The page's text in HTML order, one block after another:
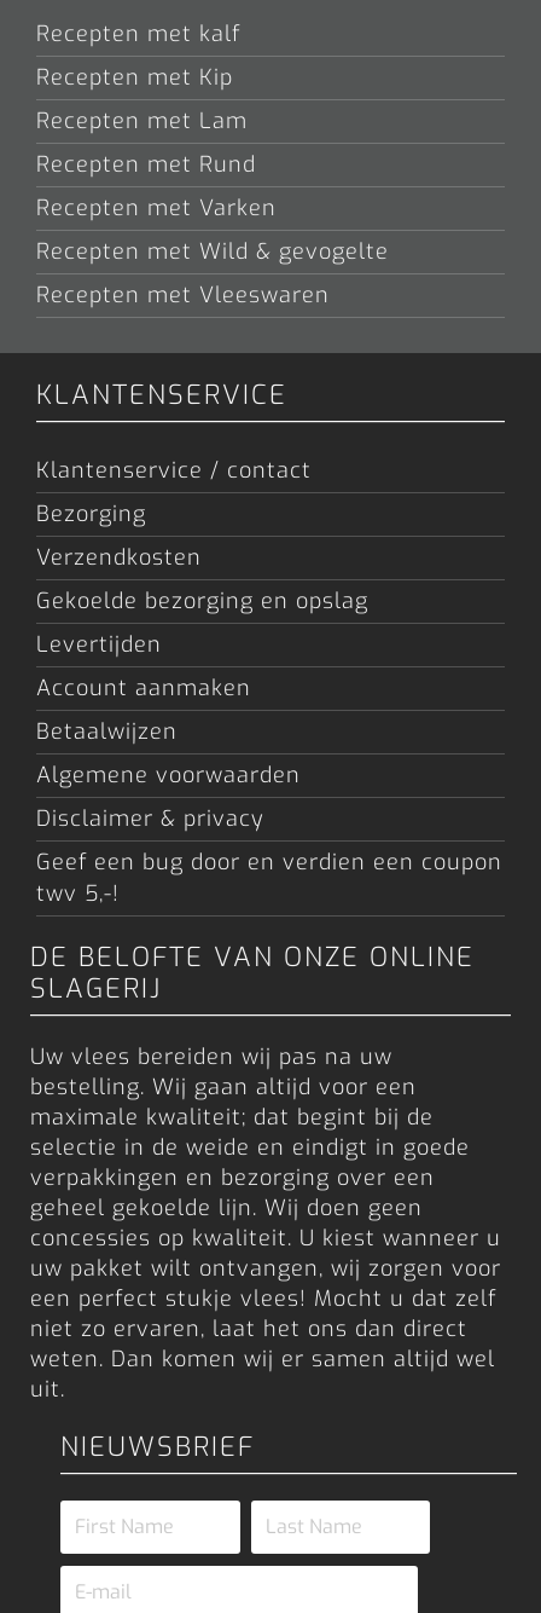
Recepten met kalf
Recepten met Kip
Recepten met Lam
Recepten met Rund
Recepten met Varken
Recepten met Wild & gevogelte
Recepten met Vleeswaren
KLANTENSERVICE
Klantenservice / contact
Bezorging
Verzendkosten
Gekoelde bezorging en opslag
Levertijden
Account aanmaken
Betaalwijzen
Algemene voorwaarden
Disclaimer & privacy
Geef een bug door en verdien een coupon
twv 5,-!
DE BELOFTE VAN ONZE ONLINE
SLAGERIJ
Uw vlees bereiden wij pas na uw
bestelling. Wij gaan altijd voor een
maximale kwaliteit; dat begint bij de
selectie in de weide en eindigt in goede
verpakkingen en bezorging over een
geheel gekoelde lijn. Wij doen geen
concessies op kwaliteit. U kiest wanneer u
uw pakket wilt ontvangen, wij zorgen voor
een perfect stukje vlees! Mocht u dat zelf
niet zo ervaren, laat het ons dan direct
weten. Dan komen wij er samen altijd wel
uit.
NIEUWSBRIEF